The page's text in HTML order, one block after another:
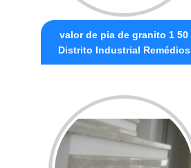
valor de pia de granito 1 50
Distrito Industrial Remédios